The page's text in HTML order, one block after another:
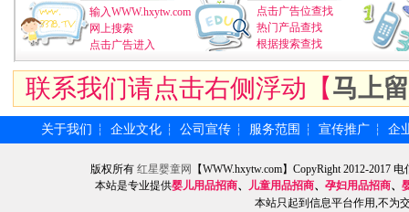
输入WWW.hxytw.com
网上搜索
点击广告进入
点击广告位查找
热门产品查找
根据搜索查找
联系我们请点击右侧浮动【马上
关于我们 ┆ 企业文化 ┆ 公司宣传 ┆ 服务范围 ┆ 宣传推广 ┆ 企
版权所有 红星婴童网
【WWW.hxytw.com】CopyRight 2012-2017
本站是专业提供婴儿用品招商、 儿童用品招商、 孕妇用品招商、
本站只起到信息平台作用,不为